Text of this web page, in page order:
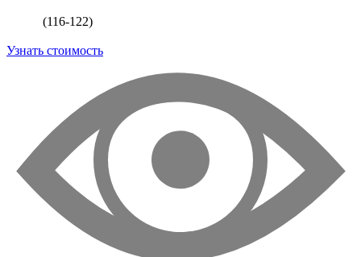
(116-122)
Узнать стоимость